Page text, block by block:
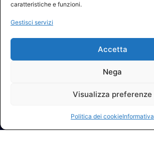
caratteristiche e funzioni.
Gestisci servizi
Accetta
Nega
Visualizza preferenze
Politica dei cookieInformativa